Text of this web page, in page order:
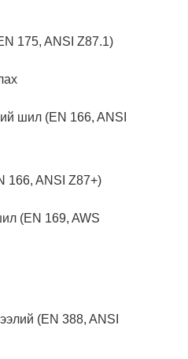
175, ANSI Z87.1)
шил (EN 166, ANSI
166, ANSI Z87+)
(EN 169, AWS
(EN 388, ANSI